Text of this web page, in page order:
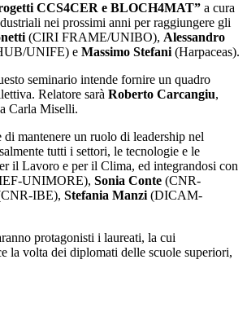
CCS4CER e BLOCH4MAT” a cura
nei prossimi anni per raggiungere gli
(CIRI FRAME/UNIBO), Alessandro
UNIFE) e Massimo Stefani(Harpaceas).
seminario intende fornire un quadro
Relatore sarà Roberto Carcangiu,
Carla Miselli.
mantenere un ruolo di leadership nel
tutti i settori, le tecnologie e le
il Lavoro e per il Clima, ed integrandosi con
UNIMORE), Sonia Conte (CNR-
IBE), Stefania Manzi(DICAM-
protagonisti i laureati, la cui
la volta dei diplomati delle scuole superiori,